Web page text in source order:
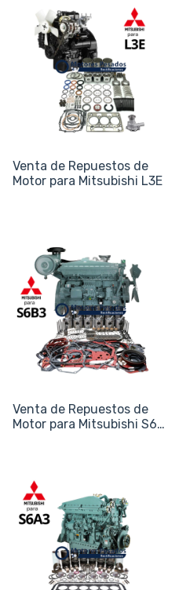
Venta de Repuestos de
Motor para Mitsubishi L3E
Venta de Repuestos de
Motor para Mitsubishi S6B